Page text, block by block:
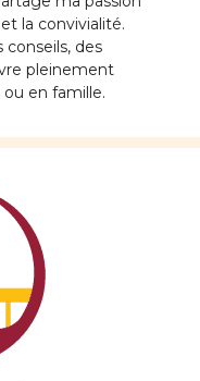
la convivialité.
des
pleinement
en famille.